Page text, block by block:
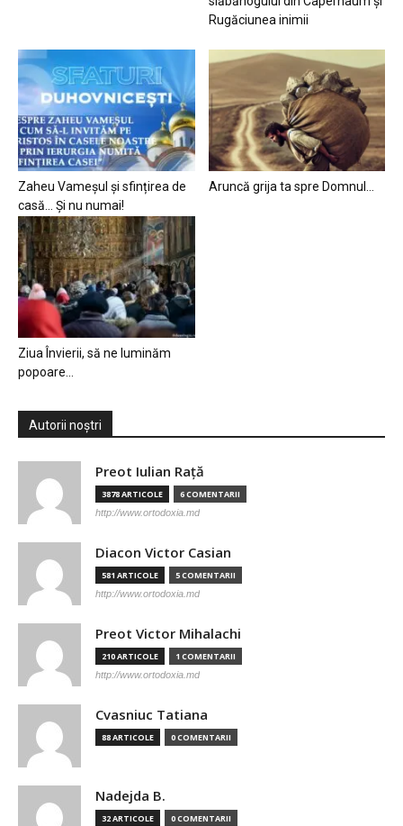
Rugăciunea inimii
Zaheu Vameșul și sfințirea de
casă… Și nu numai!
Aruncă grija ta spre Domnul…
Ziua Învierii, să ne luminăm
popoare…
Autorii noștri
Preot Iulian Raţă
3878 ARTICOLE 6 COMENTARII
http://www.ortodoxia.md
Diacon Victor Casian
581 ARTICOLE 5 COMENTARII
http://www.ortodoxia.md
Preot Victor Mihalachi
210 ARTICOLE 1 COMENTARII
http://www.ortodoxia.md
Cvasniuc Tatiana
88 ARTICOLE 0 COMENTARII
Nadejda B.
32 ARTICOLE 0 COMENTARII